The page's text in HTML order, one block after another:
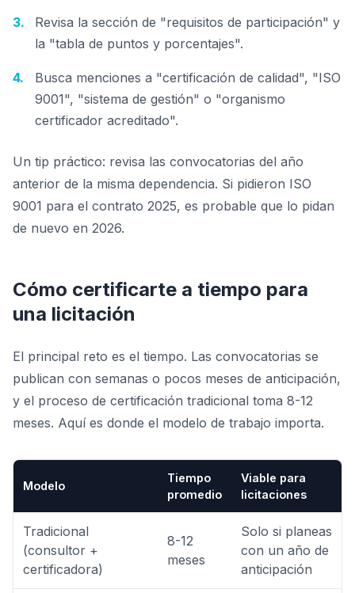
Revisa la sección de "requisitos de participación" y
la "tabla de puntos y porcentajes".
Busca menciones a "certificación de calidad", "ISO
9001", "sistema de gestión" o "organismo
certificador acreditado".
Un tip práctico: revisa las convocatorias del año
anterior de la misma dependencia. Si pidieron ISO
9001 para el contrato 2025, es probable que lo pidan
de nuevo en 2026.
Cómo certificarte a tiempo para
una licitación
El principal reto es el tiempo. Las convocatorias se
publican con semanas o pocos meses de anticipación,
y el proceso de certificación tradicional toma 8-12
meses. Aquí es donde el modelo de trabajo importa.
Modelo
Tiempo
promedio
Viable para
licitaciones
Tradicional
(consultor +
certificadora)
8-12
meses
Solo si planeas
con un año de
anticipación